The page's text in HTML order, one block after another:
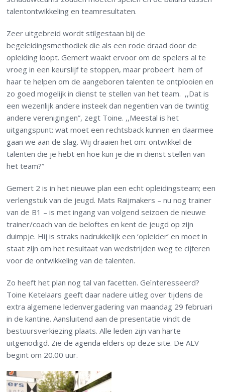
talentontwikkeling en teamresultaten.
Zeer uitgebreid wordt stilgestaan bij de
begeleidingsmethodiek die als een rode draad door de
opleiding loopt. Gemert waakt ervoor om de spelers al te
vroeg in een keurslijf te stoppen, maar probeert hem of
haar te helpen om de aangeboren talenten te ontplooien en
zo goed mogelijk in dienst te stellen van het team. ,,Dat is
een wezenlijk andere insteek dan negentien van de twintig
andere verenigingen”, zegt Toine. ,,Meestal is het
uitgangspunt: wat moet een rechtsback kunnen en daarmee
gaan we aan de slag. Wij draaien het om: ontwikkel de
talenten die je hebt en hoe kun je die in dienst stellen van
het team?”
Gemert 2 is in het nieuwe plan een echt opleidingsteam; een
verlengstuk van de jeugd. Mats Raijmakers – nu nog trainer
van de B1 – is met ingang van volgend seizoen de nieuwe
trainer/coach van de beloftes en kent de jeugd op zijn
duimpje. Hij is straks nadrukkelijk een ‘opleider’ en moet in
staat zijn om het resultaat van wedstrijden weg te cijferen
voor de ontwikkeling van de talenten.
Zo heeft het plan nog tal van facetten. Geïnteresseerd?
Toine Ketelaars geeft daar nadere uitleg over tijdens de
extra algemene ledenvergadering van maandag 29 februari
in de kantine. Aansluitend aan de presentatie vindt de
bestuursverkiezing plaats. Alle leden zijn van harte
uitgenodigd. Zie de agenda elders op deze site. De ALV
begint om 20.00 uur.